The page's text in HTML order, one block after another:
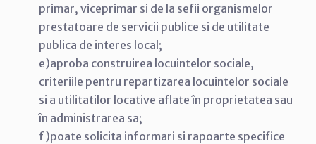
primar, viceprimar si de la sefii organismelor
prestatoare de servicii publice si de utilitate
publica de interes local;
e)aproba construirea locuintelor sociale,
criteriile pentru repartizarea locuintelor sociale
si a utilitatilor locative aflate în proprietatea sau
în administrarea sa;
f)poate solicita informari si rapoarte specifice